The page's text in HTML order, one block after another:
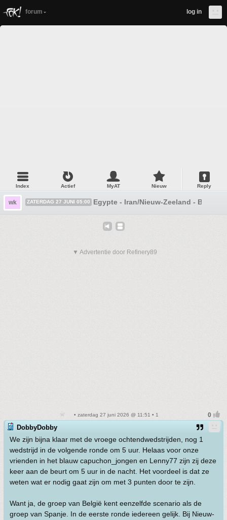
forum log in
Index Actief MyAT Nieuw Reply
wk ZATERDAG 27 JUNI 05:00 Egypte - Iran/Nieuw-Zeeland - België
▼ Advertentie door Refinery89
• zaterdag 27 juni 2026 @ 11:51 • 1
DobbyDobby
We zijn bijna klaar met de vroege ochtendwedstrijden, nog 1
wedstrijd in de volgende ronde om 5 uur. Helaas voor onze
vrienden in het blauw capuchon_jongen en Lenny77 zijn zij deze
keer aan de beurt om 5 uur in de nacht. Het voordeel is dat ze
weten wat er nodig gaat zijn om met 3 punten door te zijn.
Want ja, de groep van België kent eenzelfde scenario als de
groep van Spanje. In de eerste ronde iedereen gelijk. Bij Nieuw-